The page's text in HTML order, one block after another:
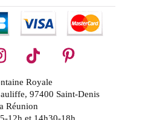
Royale
97400 Saint-Denis
Réunion